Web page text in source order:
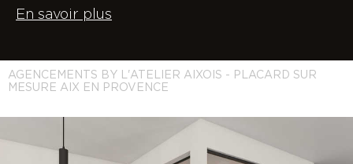
En savoir plus
AGENCEMENTS BY L'ATELIER AIXOIS - PLACARD SUR
MESURE AIX EN PROVENCE